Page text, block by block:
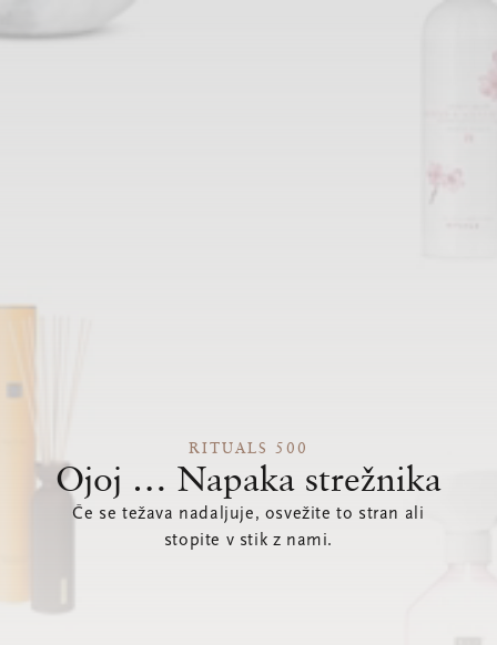
RITUALS 500
Ojoj … Napaka strežnika
Če se težava nadaljuje, osvežite to stran ali
stopite v stik z nami.